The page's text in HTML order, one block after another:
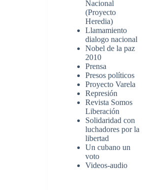
Nacional
(Proyecto
Heredia)
Llamamiento
dialogo nacional
Nobel de la paz
2010
Prensa
Presos políticos
Proyecto Varela
Represión
Revista Somos
Liberación
Solidaridad con
luchadores por la
libertad
Un cubano un
voto
Videos-audio